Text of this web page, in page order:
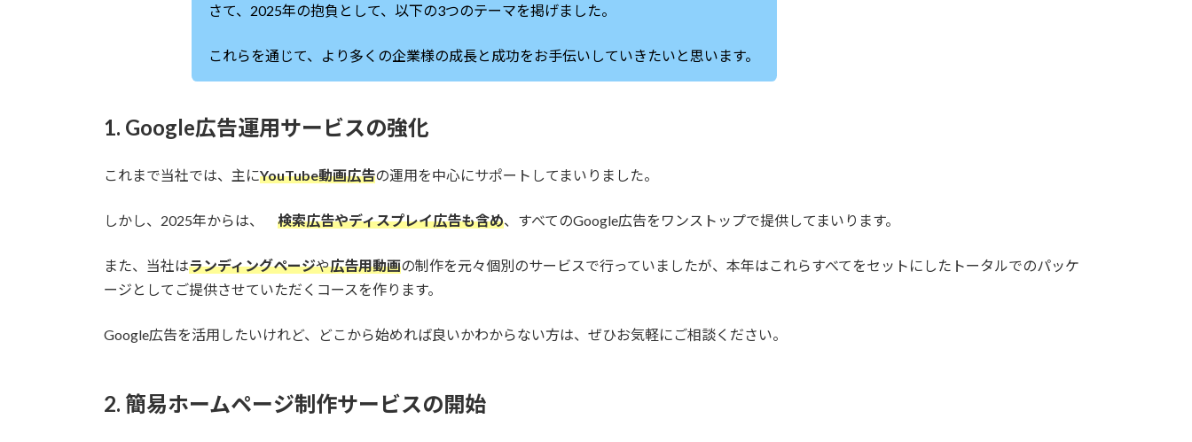
さて、2025年の抱負として、以下の3つのテーマを掲げました。
これらを通じて、より多くの企業様の成長と成功をお手伝いしていきたいと思います。
1. Google広告運用サービスの強化
これまで当社では、主にYouTube動画広告の運用を中心にサポートしてまいりました。
しかし、2025年からは、 検索広告やディスプレイ広告も含め、すべてのGoogle広告をワンストップで提供してまいります。
また、当社はランディングページや広告用動画の制作を元々個別のサービスで行っていましたが、本年はこれらすべてをセットにしたトータルでのパッケ
ージとしてご提供させていただくコースを作ります。
Google広告を活用したいけれど、どこから始めれば良いかわからない方は、ぜひお気軽にご相談ください。
2. 簡易ホームページ制作サービスの開始